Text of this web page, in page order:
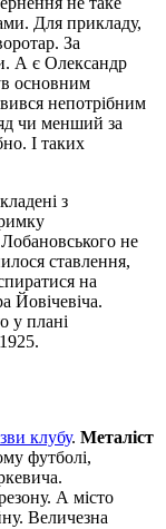
Для прикладу,
За
А є Олександр
основним
непотрібним
чи менший за
І таких
з
не
ставлення,
на
Йовічевіча.
у плані
клубу. Металіст
футболі,
А місто
Величезна